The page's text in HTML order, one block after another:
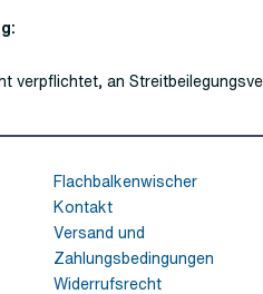
verpflichtet, an
Flachbalkenwischer
Kontakt
Versand und
Zahlungsbedingungen
Widerrufsrecht